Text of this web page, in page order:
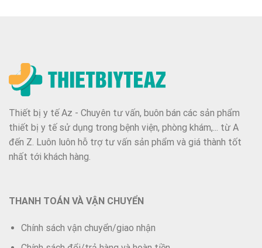
Thiết bị y tế Az - Chuyên tư vấn, buôn bán các sản phẩm
thiết bị y tế sử dụng trong bệnh viện, phòng khám,... từ A
đến Z. Luôn luôn hỗ trợ tư vấn sản phẩm và giá thành tốt
nhất tới khách hàng.
THANH TOÁN VÀ VẬN CHUYỂN
Chính sách vận chuyển/giao nhận